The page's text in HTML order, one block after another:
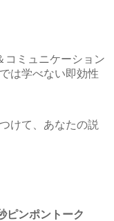
コミュニケーション
は学べない即効性
けて、あなたの説
ピンポントーク